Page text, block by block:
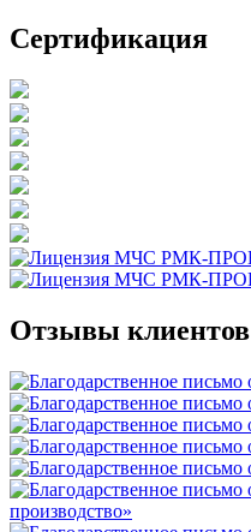
Сертификация
Отзывы клиентов